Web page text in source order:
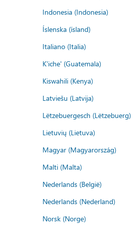
Indonesia (Indonesia)
Íslenska (ísland)
Italiano (Italia)
K'iche' (Guatemala)
Kiswahili (Kenya)
Latviešu (Latvija)
Lëtzebuergesch (Lëtzebuerg)
Lietuvių (Lietuva)
Magyar (Magyarország)
Malti (Malta)
Nederlands (België)
Nederlands (Nederland)
Norsk (Norge)